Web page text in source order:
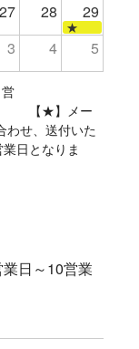
27 28 29
★
3 4 5
メー
わせ、送付いた
日となりま
日～10営業